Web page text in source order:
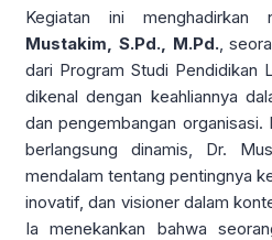
Kegiatan ini menghadirkan
Mustakim, S.Pd., M.Pd.,
dari Program Studi Pendidikan
dikenal dengan keahliannya
dan pengembangan organisasi.
berlangsung dinamis, Dr.
mendalam tentang pentingnya
inovatif, dan visioner dalam
Ia menekankan bahwa